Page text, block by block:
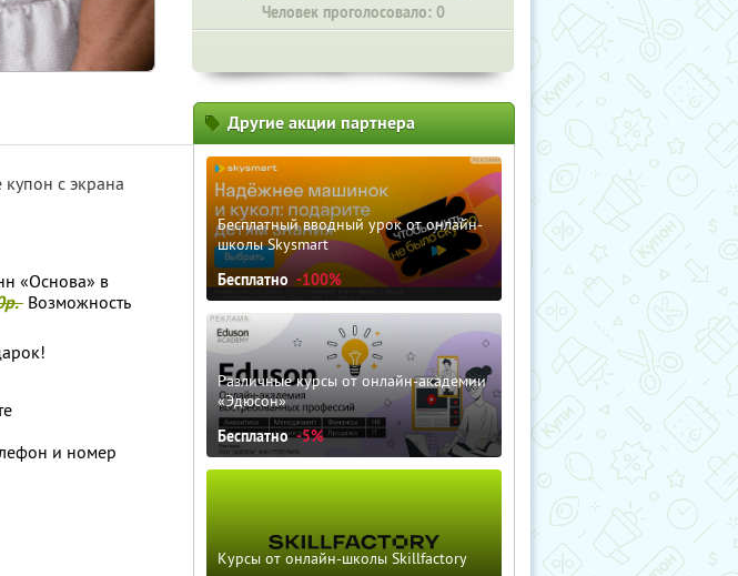
Человек проголосовало: 0
с экрана
«Основа» в
Возможность
и номер
Другие акции партнера
Бесплатный вводный урок от онлайн-
школы Skysmart
Бесплатно -100%
Различные курсы от онлайн-академии
«Эдюсон»
Бесплатно -5%
Курсы от онлайн-школы Skillfactory